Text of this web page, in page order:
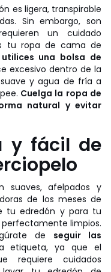
es ligera, transpirable
Sin embargo, son
un cuidado
tu ropa de cama de
una bolsa de
excesivo dentro de la
y agua de fría a
Cuelga la ropa de
natural y evitar
y fácil de
suaves, afelpados y
de los meses de
tu edredón y para tu
limpios.
de seguir las
etiqueta, ya que el
requiere cuidados